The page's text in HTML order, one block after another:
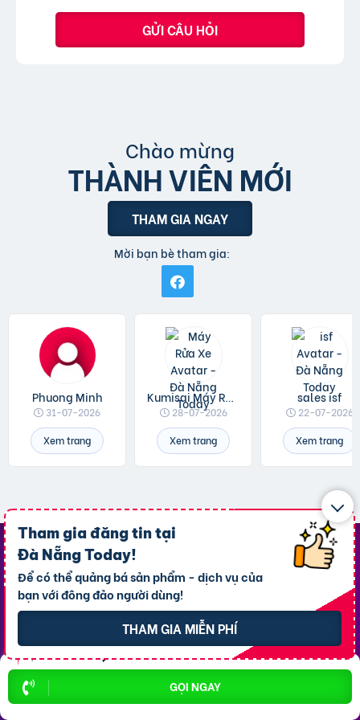
GỌI NGAY
Tham gia đăng tin tại
Đà Nẵng Today!
Để có thể quảng bá sản phẩm - dịch vụ của
bạn với đông đảo người dùng!
THAM GIA MIỄN PHÍ
GỬI CÂU HỎI
Chào mừng
THÀNH VIÊN MỚI
THAM GIA NGAY
Mời bạn bè tham gia:
Phuong Minh
31-07-2026
Xem trang
Kumisai Máy Rửa Xe
28-07-2026
Xem trang
sales isf
22-07-2026
Xem trang
Top Khu Vực Nổi Bật
P. An Hải
P. Thanh Khê
P. Sơn Trà
P. Cẩm Lệ
P. Hòa Cường
P. Ngũ Hành Sơn
P. Hòa Khánh